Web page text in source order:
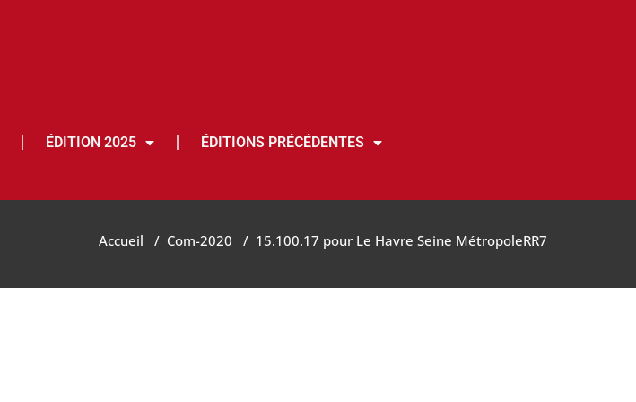
ÉDITION 2025 ÉDITIONS PRÉCÉDENTES
Accueil / Com-2020 / 15.100.17 pour Le Havre Seine MétropoleRR7